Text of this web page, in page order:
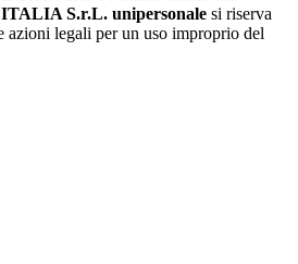
S.r.L. unipersonale si riserva
legali per un uso improprio del